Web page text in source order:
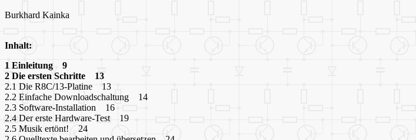
Burkhard Kainka
Inhalt:
1 Einleitung 9
2 Die ersten Schritte 13
2.1 Die R8C/13-Platine 13
2.2 Einfache Downloadschaltung 14
2.3 Software-Installation 16
2.4 Der erste Hardware-Test 19
2.5 Musik ertönt! 24